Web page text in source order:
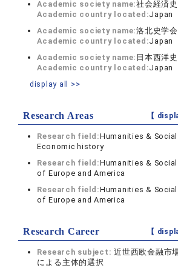
Academic society name:社会経済
Academic country located:Japan
Academic society name:洛北史学会
Academic country located:Japan
Academic society name: 日本西洋
Academic country located:Japan
display all >>
Research Areas 【
Research field:Humanities &
Economic history
Research field:Humanities &
of Europe and America
Research field:Humanities &
of Europe and America
Research Career 【
Research subject:近世西欧金融市
による主体的選択